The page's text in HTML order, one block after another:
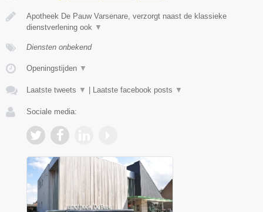
Apotheek De Pauw Varsenare, verzorgt naast de klassieke
dienstverlening ook ▼
Diensten onbekend
Openingstijden ▼
Laatste tweets ▼ Laatste facebook posts ▼
Sociale media: